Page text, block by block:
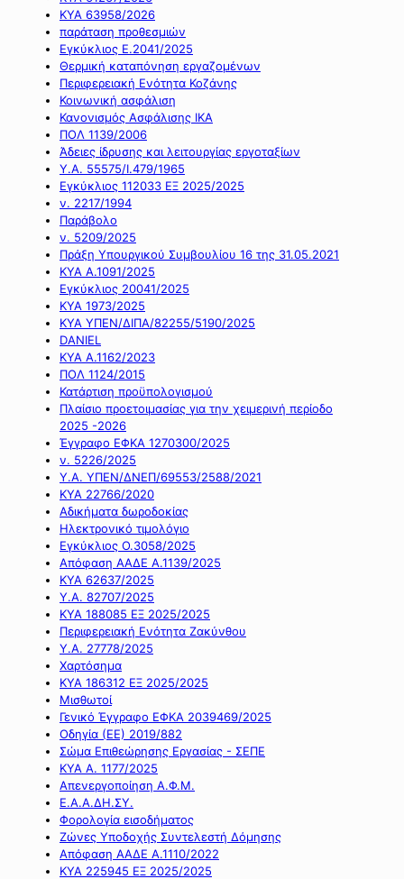
ΚΥΑ 63958/2026
παράταση προθεσμιών
Εγκύκλιος Ε.2041/2025
Θερμική καταπόνηση εργαζομένων
Περιφερειακή Ενότητα Κοζάνης
Κοινωνική ασφάλιση
Κανονισμός Ασφάλισης ΙΚΑ
ΠΟΛ 1139/2006
Άδειες ίδρυσης και λειτουργίας εργοταξίων
Υ.Α. 55575/Ι.479/1965
Εγκύκλιος 112033 ΕΞ 2025/2025
ν. 2217/1994
Παράβολο
ν. 5209/2025
Πράξη Υπουργικού Συμβουλίου 16 της 31.05.2021
ΚΥΑ Α.1091/2025
Εγκύκλιος 20041/2025
ΚΥΑ 1973/2025
ΚΥΑ ΥΠΕΝ/ΔΙΠΑ/82255/5190/2025
DANIEL
ΚΥΑ Α.1162/2023
ΠΟΛ 1124/2015
Κατάρτιση προϋπολογισμού
Πλαίσιο προετοιμασίας για την χειμερινή περίοδο
2025 -2026
Έγγραφο ΕΦΚΑ 1270300/2025
ν. 5226/2025
Υ.Α. ΥΠΕΝ/ΔΝΕΠ/69553/2588/2021
ΚΥΑ 22766/2020
Αδικήματα δωροδοκίας
Ηλεκτρονικό τιμολόγιο
Εγκύκλιος Ο.3058/2025
Απόφαση ΑΑΔΕ Α.1139/2025
ΚΥΑ 62637/2025
Υ.Α. 82707/2025
ΚΥΑ 188085 ΕΞ 2025/2025
Περιφερειακή Ενότητα Ζακύνθου
Υ.Α. 27778/2025
Χαρτόσημα
ΚΥΑ 186312 ΕΞ 2025/2025
Μισθωτοί
Γενικό Έγγραφο ΕΦΚΑ 2039469/2025
Οδηγία (ΕΕ) 2019/882
Σώμα Επιθεώρησης Εργασίας - ΣΕΠΕ
ΚΥΑ Α. 1177/2025
Απενεργοποίηση Α.Φ.Μ.
Ε.Α.Α.ΔΗ.ΣΥ.
Φορολογία εισοδήματος
Ζώνες Υποδοχής Συντελεστή Δόμησης
Απόφαση ΑΑΔΕ Α.1110/2022
ΚΥΑ 225945 ΕΞ 2025/2025